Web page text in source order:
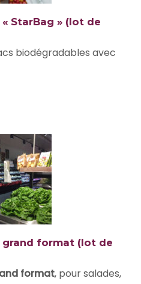
StarBag » (lot de
biodégradables avec
grand format (lot de
format, pour salades,